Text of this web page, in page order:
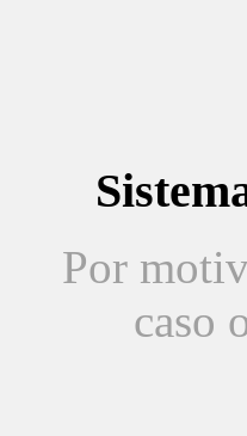
Por
caso